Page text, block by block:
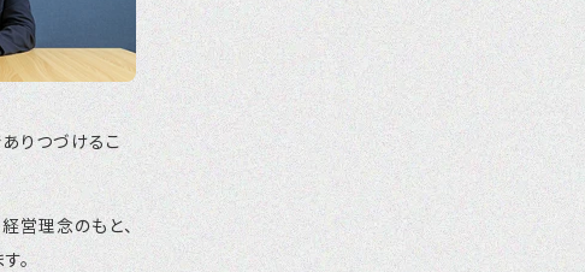
お問い合わせ
プライバシーポリシー
りつづけるこ
営理念のもと、
。